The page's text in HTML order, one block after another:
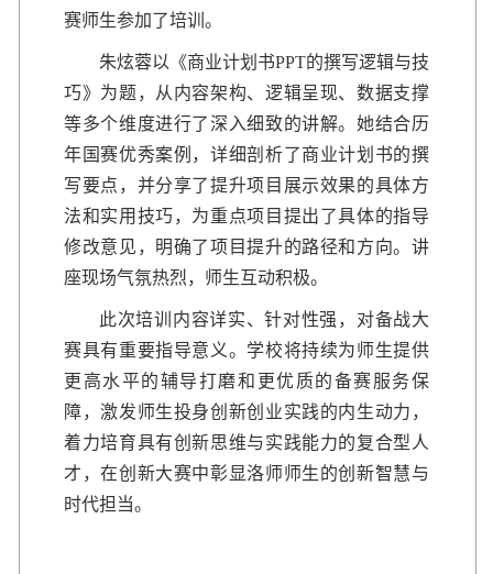
赛师生参加了培训。
朱炫蓉以《商业计划书PPT的撰写逻辑与技
巧》为题，从内容架构、逻辑呈现、数据支撑
等多个维度进行了深入细致的讲解。她结合历
年国赛优秀案例，详细剖析了商业计划书的撰
写要点，并分享了提升项目展示效果的具体方
法和实用技巧，为重点项目提出了具体的指导
修改意见，明确了项目提升的路径和方向。讲
座现场气氛热烈，师生互动积极。
此次培训内容详实、针对性强，对备战大
赛具有重要指导意义。学校将持续为师生提供
更高水平的辅导打磨和更优质的备赛服务保
障，激发师生投身创新创业实践的内生动力，
着力培育具有创新思维与实践能力的复合型人
才，在创新大赛中彰显洛师师生的创新智慧与
时代担当。